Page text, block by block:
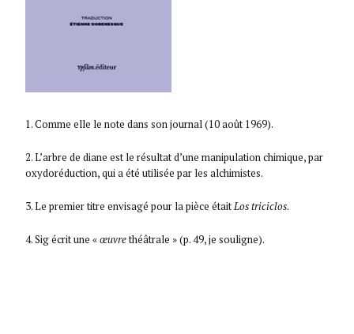
1. Comme elle le note dans son journal (10 août 1969).
2. L’arbre de diane est le résultat d’une manipulation chimique, par
oxydoréduction, qui a été utilisée par les alchimistes.
3. Le premier titre envisagé pour la pièce étaitLos triciclos.
4. Sig écrit une «œuvrethéâtrale » (p. 49, je souligne).